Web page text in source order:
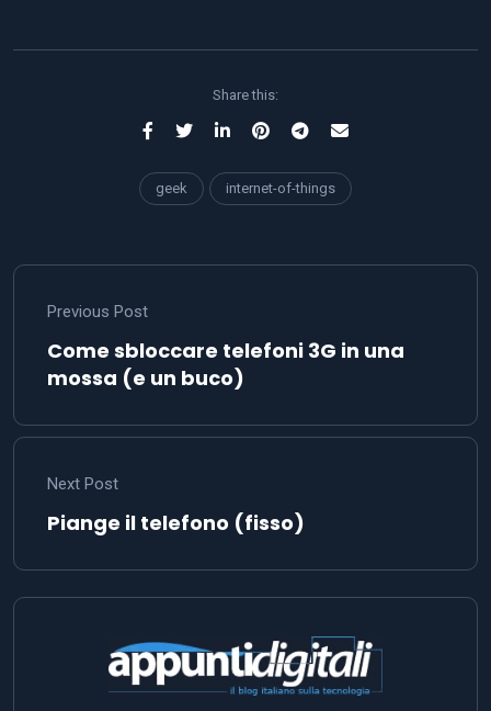
Share this:
geek internet-of-things
Previous Post
Come sbloccare telefoni 3G in una
mossa (e un buco)
Next Post
Piange il telefono (fisso)